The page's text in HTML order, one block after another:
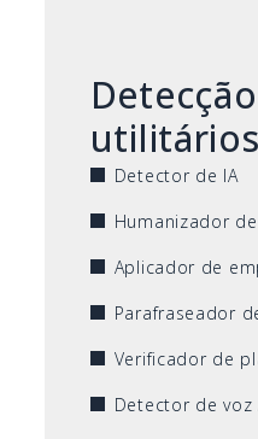
utilitários
Detector de IA
Humanizador
Aplicador de
Parafraseador
Verificador de
Detector de voz